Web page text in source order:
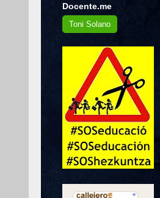
Docente.me
Toni Solano